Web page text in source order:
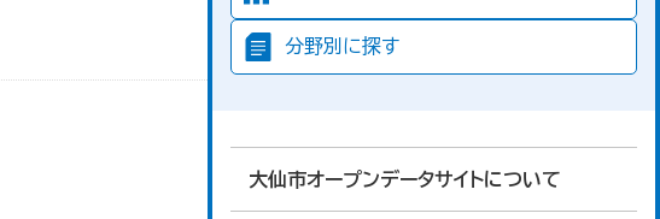
分野別に探す
大仙市オープンデータサイトについて